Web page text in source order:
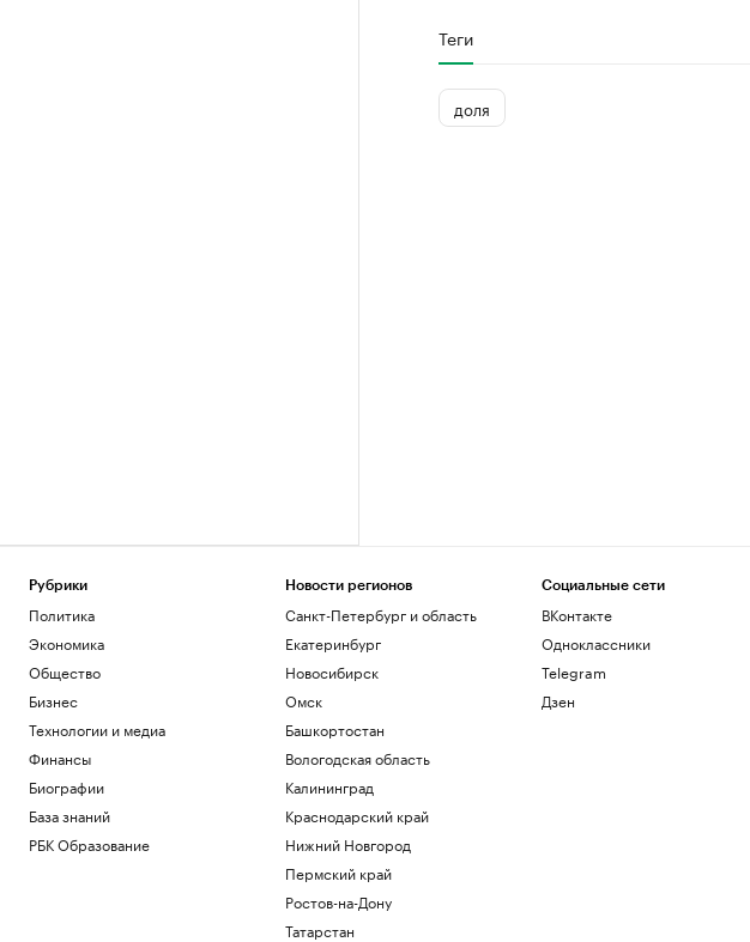
Теги
доля
Рубрики
Политика
Экономика
Общество
Бизнес
Технологии и медиа
Финансы
Биографии
База знаний
РБК Образование
Новости регионов
Санкт-Петербург и область
Екатеринбург
Новосибирск
Омск
Башкортостан
Вологодская область
Калининград
Краснодарский край
Нижний Новгород
Пермский край
Ростов-на-Дону
Татарстан
Социальные сети
ВКонтакте
Одноклассники
Telegram
Дзен